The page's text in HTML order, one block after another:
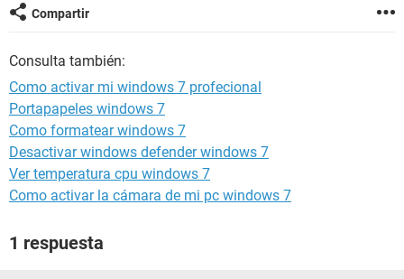
Compartir
Consulta también:
Como activar mi windows 7 profecional
Portapapeles windows 7
Como formatear windows 7
Desactivar windows defender windows 7
Ver temperatura cpu windows 7
Como activar la cámara de mi pc windows 7
1 respuesta